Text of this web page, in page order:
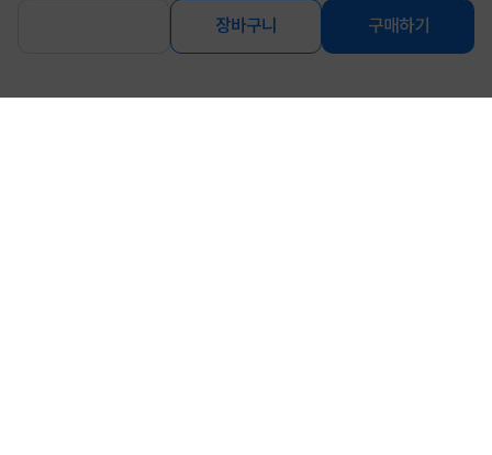
장바구니 구매하기
1A [내경2.1~2.5mm/외경5.5mm] 전
[내경2.1~2.5mm/외경5.5mm] 전원
코드 일체형 [...
5,950원